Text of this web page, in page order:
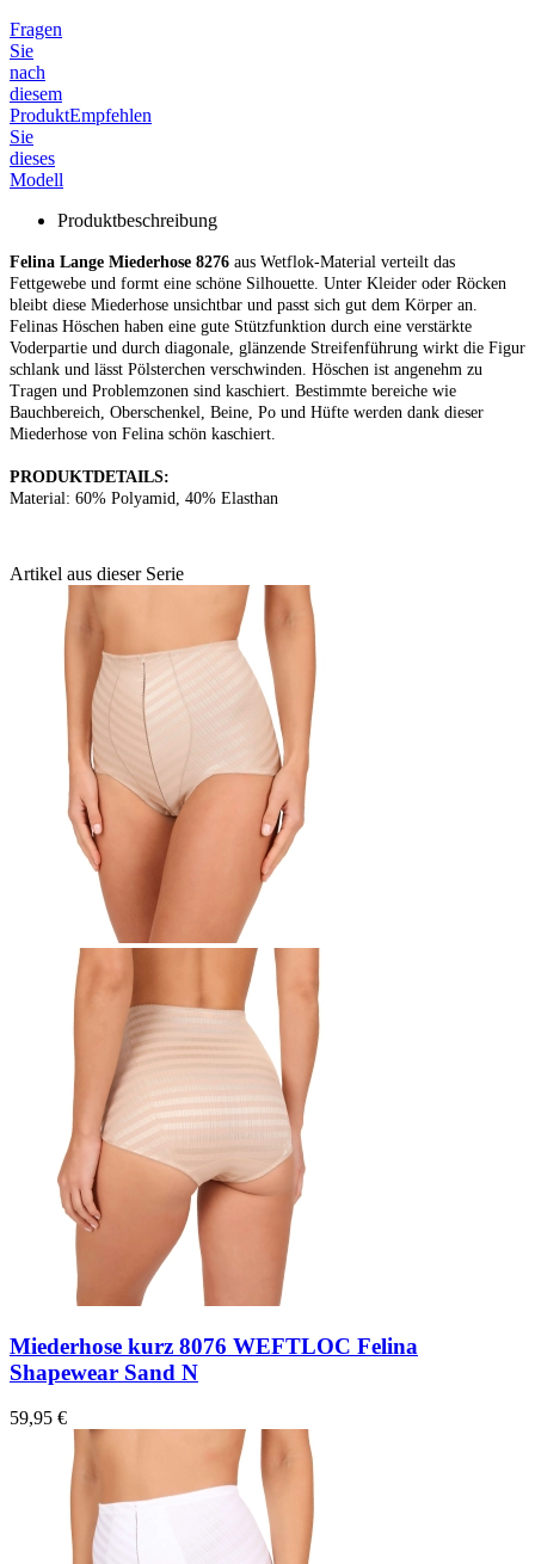
Fragen
Sie
nach
diesem
ProduktEmpfehlen
Sie
dieses
Modell
Produktbeschreibung
Felina Lange Miederhose 8276 aus Wetflok-Material verteilt das
Fettgewebe und formt eine schöne Silhouette. Unter Kleider oder Röcken
bleibt diese Miederhose unsichtbar und passt sich gut dem Körper an.
Felinas Höschen haben eine gute Stützfunktion durch eine verstärkte
Voderpartie und durch diagonale, glänzende Streifenführung wirkt die Figur
schlank und lässt Pölsterchen verschwinden. Höschen ist angenehm zu
Tragen und Problemzonen sind kaschiert. Bestimmte bereiche wie
Bauchbereich, Oberschenkel, Beine, Po und Hüfte werden dank dieser
Miederhose von Felina schön kaschiert.
PRODUKTDETAILS:
Material: 60% Polyamid, 40% Elasthan
Artikel aus dieser Serie
Miederhose kurz 8076 WEFTLOC Felina
Shapewear Sand N
59,95 €